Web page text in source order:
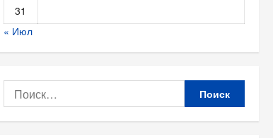
31
« Июл
Найти: